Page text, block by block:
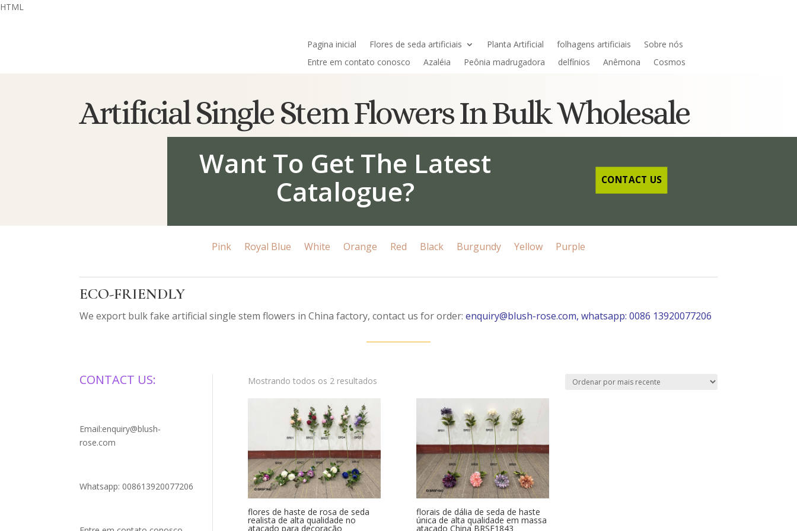
HTML
Pagina inicial Flores de seda artificiais Planta Artificial folhagens artificiais
Sobre nós
Entre em contato conosco
Azaléia Peônia madrugadora delfínios Anêmona Cosmos
Artificial Single Stem Flowers In Bulk Wholesale
Want To Get The Latest
Catalogue?
CONTACT US
Pink Royal Blue White Orange Red Black Burgundy Yellow Purple
ECO-FRIENDLY
We export bulk fake artificial single stem flowers in China factory, contact us for order:enquiry@blush-rose.com, whatsapp: 0086 13920077206
CONTACT US:
Email:enquiry@blush-
rose.com
Whatsapp: 008613920077206
Mostrando todos os 2 resultadosClassificado
flores de haste de rosa de seda
realista de alta qualidade no
atacado para decoração
florais de dália de seda de haste
única de alta qualidade em massa
atacado China BRSF1843